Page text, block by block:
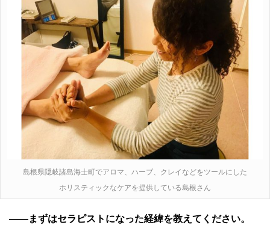
島根県隠岐諸島海士町でアロマ、ハーブ、クレイなどをツールにした
ホリスティックなケアを提供している島根さん
――まずはセラピストになった経緯を教えてください。